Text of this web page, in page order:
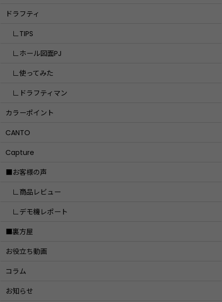
ドラフティ
∟TIPS
∟ホール図面PJ
∟使ってみた
∟ドラフティマン
カラーポイント
CANTO
Capture
■お客様の声
∟商品レビュー
∟デモ機レポート
■裏方屋
お役立ち動画
コラム
お知らせ